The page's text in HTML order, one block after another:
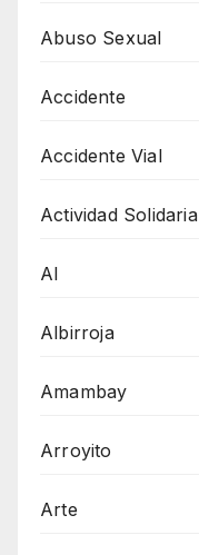
Abuso Sexual
Accidente
Accidente Vial
Actividad Solidaria
AI
Albirroja
Amambay
Arroyito
Arte